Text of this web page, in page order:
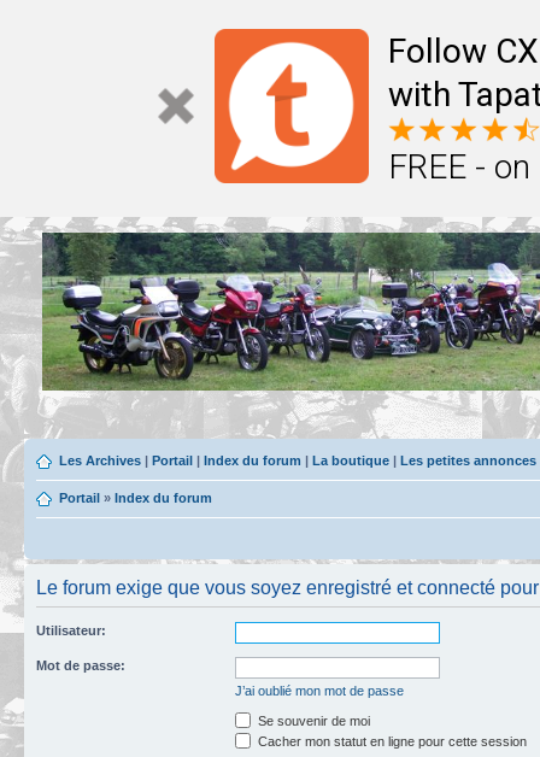
Follow
with
FREE -
Les Archives | Portail | Index du forum | La boutique | Les petites
Portail » Index du forum
Le forum exige que vous soyez enregistré et connecté
Utilisateur:
Mot de passe:
J’ai oublié mon mot de passe
Se souvenir de moi
Cacher mon statut en ligne pour cette session